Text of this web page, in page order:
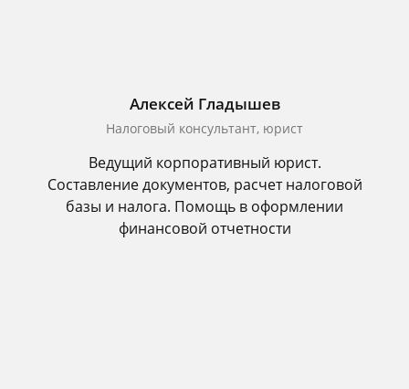
Алексей Гладышев
Налоговый консультант, юрист
Ведущий корпоративный юрист.
Составление документов, расчет налоговой
базы и налога. Помощь в оформлении
финансовой отчетности